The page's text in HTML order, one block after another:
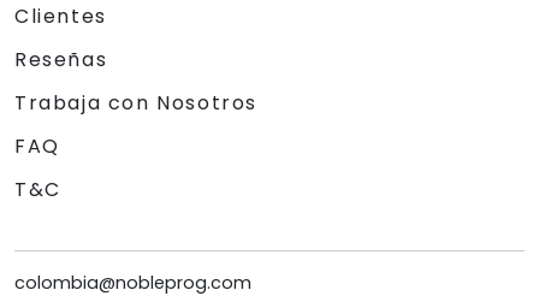
Clientes
Reseñas
Trabaja con Nosotros
FAQ
T&C
colombia@nobleprog.com